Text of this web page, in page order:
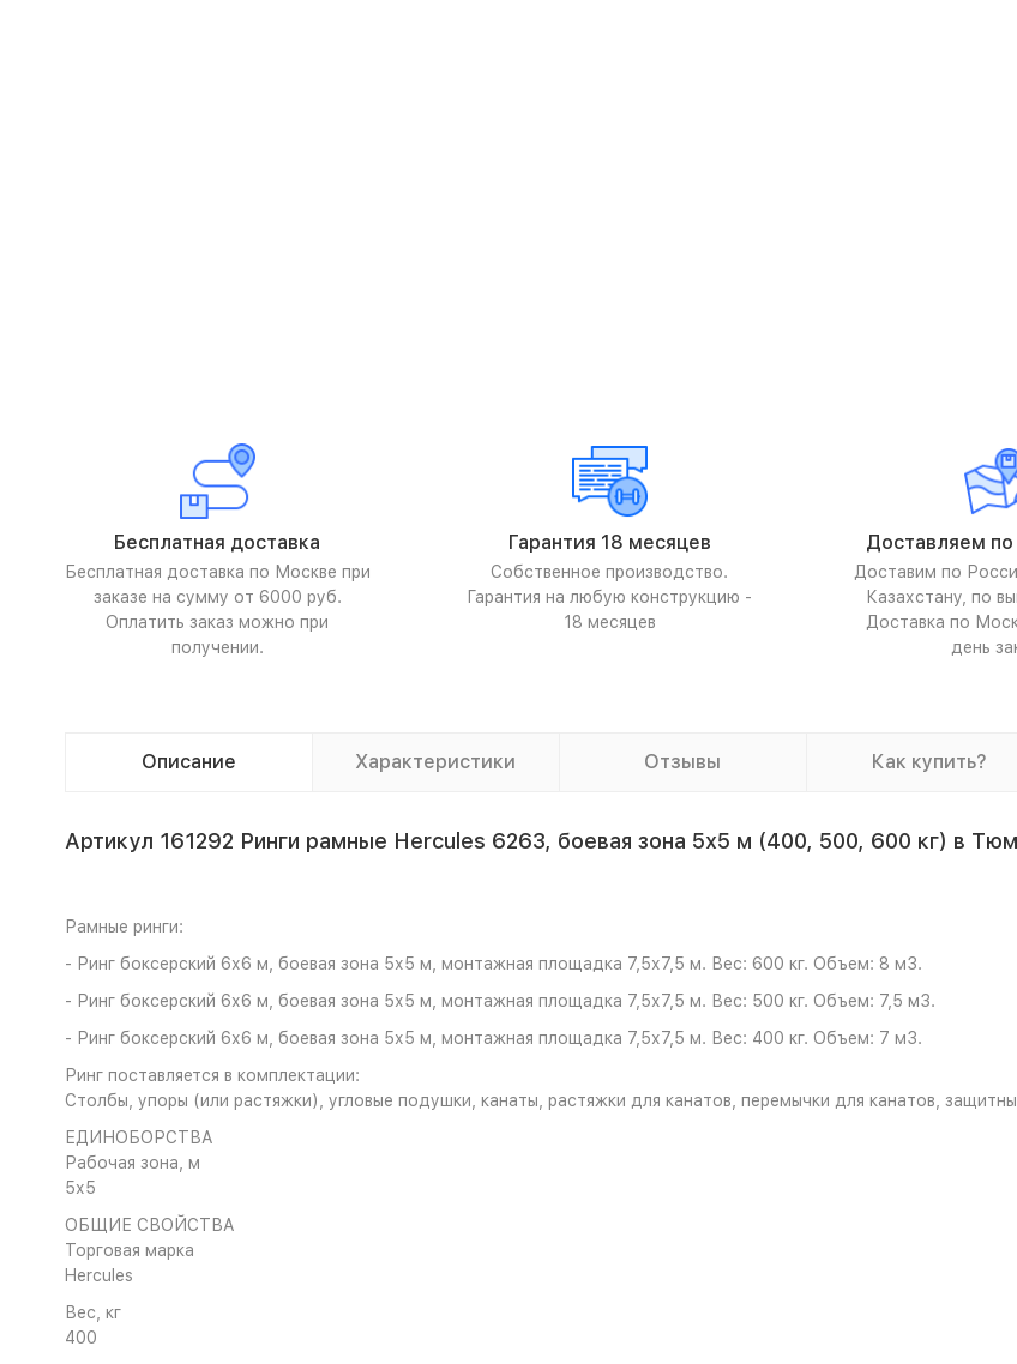
Бесплатная доставка
Бесплатная доставка по Москве при
заказе на сумму от 6000 руб.
Оплатить заказ можно при
получении.
Гарантия 18 месяцев
Собственное производство.
Гарантия на любую конструкцию -
18 месяцев
Доставляем
Доставим по
Казахстану, по
Доставка по
день
Описание Характеристики Отзывы Как купить?
Артикул 161292 Ринги рамные Hercules 6263, боевая зона 5х5 м (400, 500, 600 кг) в
Рамные ринги:
- Ринг боксерский 6х6 м, боевая зона 5х5 м, монтажная площадка 7,5х7,5 м. Вес: 600 кг. Объем: 8 м3.
- Ринг боксерский 6х6 м, боевая зона 5х5 м, монтажная площадка 7,5х7,5 м. Вес: 500 кг. Объем: 7,5 м3.
- Ринг боксерский 6х6 м, боевая зона 5х5 м, монтажная площадка 7,5х7,5 м. Вес: 400 кг. Объем: 7 м3.
Ринг поставляется в комплектации:
Столбы, упоры (или растяжки), угловые подушки, канаты, растяжки для канатов, перемычки для канатов,
ЕДИНОБОРСТВА
Рабочая зона, м
5х5
ОБЩИЕ СВОЙСТВА
Торговая марка
Hercules
Вес, кг
400